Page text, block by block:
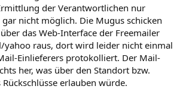
der Verantwortlichen nur
nicht möglich. Die Mugus schicken
das Web-Interface der Freemailer
raus, dort wird leider nicht einmal
Einlieferers protokolliert. Der Mail-
her, was über den Standort bzw.
erlauben würde.